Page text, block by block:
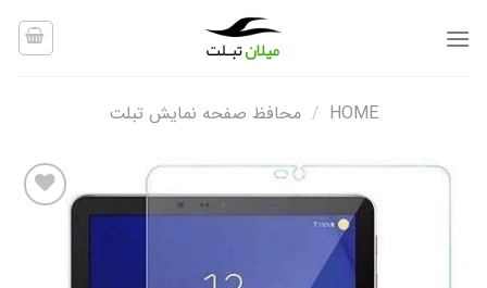
HOME
/ محافظ صفحه نمایش تبلت